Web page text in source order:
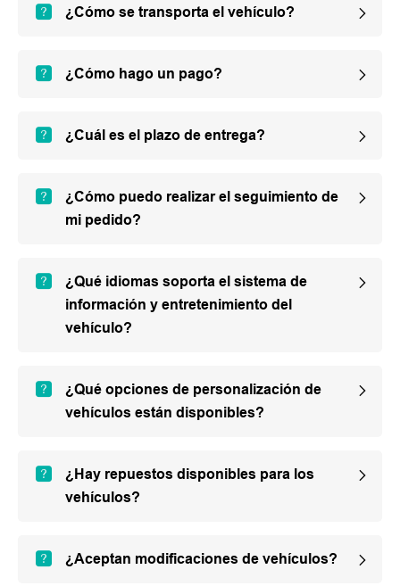
¿Cómo se transporta el vehículo?
¿Cómo hago un pago?
¿Cuál es el plazo de entrega?
¿Cómo puedo realizar el seguimiento de
mi pedido?
¿Qué idiomas soporta el sistema de
información y entretenimiento del
vehículo?
¿Qué opciones de personalización de
vehículos están disponibles?
¿Hay repuestos disponibles para los
vehículos?
¿Aceptan modificaciones de vehículos?